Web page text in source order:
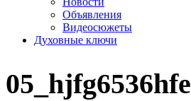
Объявления
Видеосюжеты
Духовные ключи
05_hjfg6536hfe